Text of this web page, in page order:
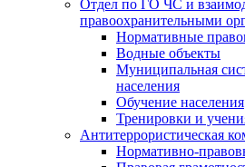
Отдел по ГО ЧС и
правоохранительными
Нормативные
Водные объекты
Муниципальная
населения
Обучение населения
Тренировки и
Антитеррористическая
Нормативно-